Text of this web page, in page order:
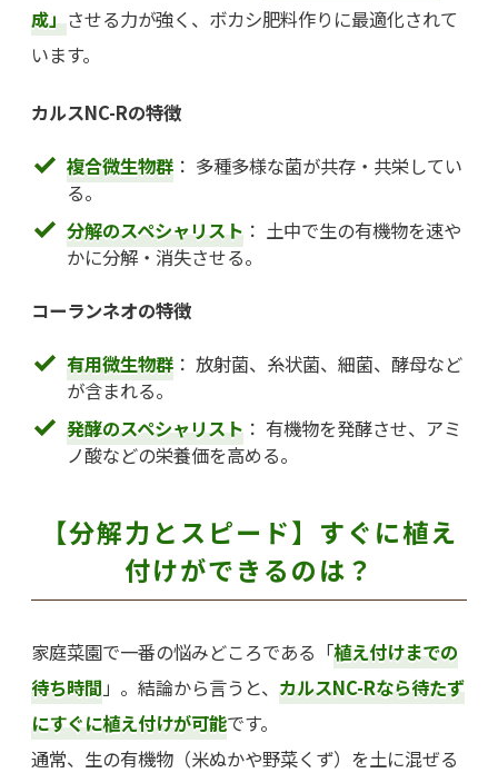
成」させる力が強く、ボカシ肥料作りに最適化されて
います。
カルスNC-Rの特徴
複合微生物群： 多種多様な菌が共存・共栄してい
る。
分解のスペシャリスト： 土中で生の有機物を速や
かに分解・消失させる。
コーランネオの特徴
有用微生物群： 放射菌、糸状菌、細菌、酵母など
が含まれる。
発酵のスペシャリスト： 有機物を発酵させ、アミ
ノ酸などの栄養価を高める。
【分解力とスピード】すぐに植え
付けができるのは？
家庭菜園で一番の悩みどころである「植え付けまでの
待ち時間」。結論から言うと、 カルスNC-Rなら待たず
にすぐに植え付けが可能です。
通常、生の有機物（米ぬかや野菜くず）を土に混ぜる